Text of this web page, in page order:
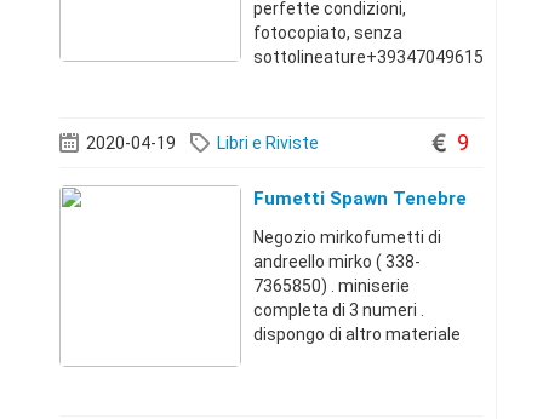
perfette condizioni,
fotocopiato, senza
sottolineature+39347049615
2020-04-19 Libri e Riviste 9
Fumetti Spawn Tenebre
Negozio mirkofumetti di
andreello mirko ( 338-
7365850) . miniserie
completa di 3 numeri .
dispongo di altro materiale